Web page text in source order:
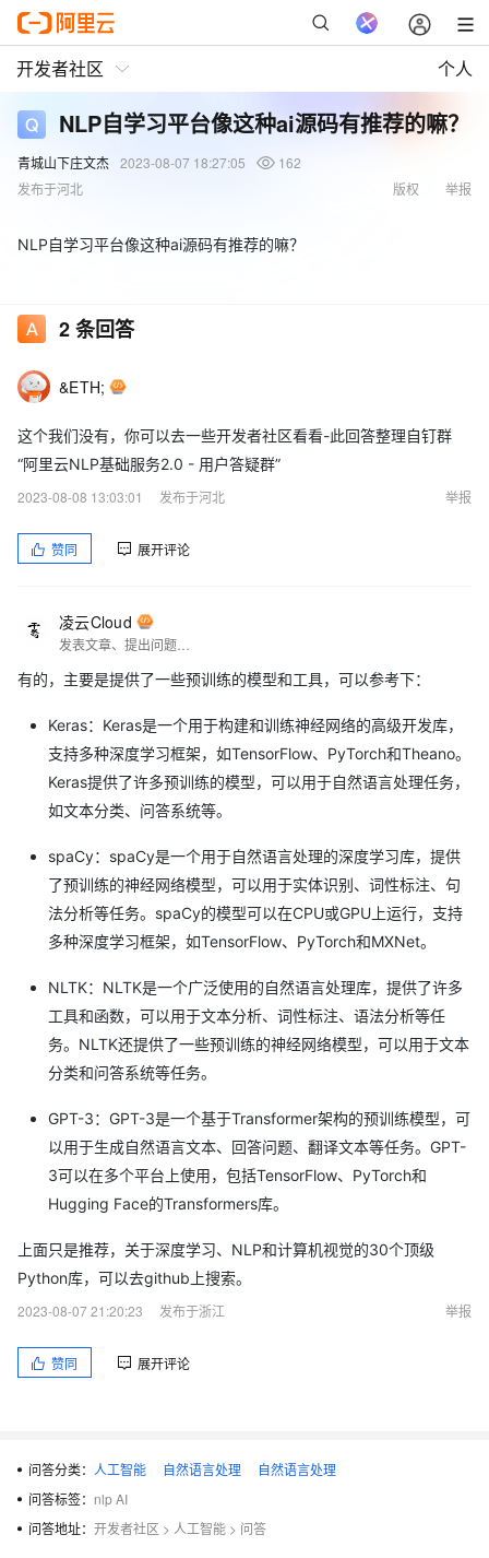
开发者社区 个人
NLP自学习平台像这种ai源码有推荐的嘛？
青城山下庄文杰 2023-08-07 18:27:05
162
发布于河北
举报
版权
NLP自学习平台像这种ai源码有推荐的嘛？
2条回答
&ETH;
这个我们没有，你可以去一些开发者社区看看-此回答整理自钉群
“阿里云NLP基础服务2.0 - 用户答疑群”
2023-08-08 13:03:01
发布于河北 举报
赞同 展开评论
凌云Cloud
有的，主要是提供了一些预训练的模型和工具，可以参考下：
Keras：Keras是一个用于构建和训练神经网络的高级开发库，
支持多种深度学习框架，如TensorFlow、PyTorch和Theano。
Keras提供了许多预训练的模型，可以用于自然语言处理任务，
如文本分类、问答系统等。
spaCy：spaCy是一个用于自然语言处理的深度学习库，提供
了预训练的神经网络模型，可以用于实体识别、词性标注、句
法分析等任务。spaCy的模型可以在CPU或GPU上运行，支持
多种深度学习框架，如TensorFlow、PyTorch和MXNet。
NLTK：NLTK是一个广泛使用的自然语言处理库，提供了许多
工具和函数，可以用于文本分析、词性标注、语法分析等任
务。NLTK还提供了一些预训练的神经网络模型，可以用于文本
分类和问答系统等任务。
GPT-3：GPT-3是一个基于Transformer架构的预训练模型，可
以用于生成自然语言文本、回答问题、翻译文本等任务。GPT-
3可以在多个平台上使用，包括TensorFlow、PyTorch和
Hugging Face的Transformers库。
上面只是推荐，关于深度学习、NLP和计算机视觉的30个顶级
Python库，可以去github上搜索。
2023-08-07 21:20:23
发布于浙江 举报
赞同 展开评论
问答分类： 人工智能 自然语言处理
自然语言处理
问答标签： nlp AI
问答地址： 开发者社区 > 人工智能 > 问答